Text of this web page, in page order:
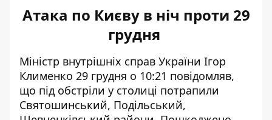
Атака по Києву в ніч проти 29
грудня
Міністр внутрішніх справ України Ігор
Клименко 29 грудня о 10:21 повідомляв,
що під обстріли у столиці потрапили
Святошинський, Подільський,